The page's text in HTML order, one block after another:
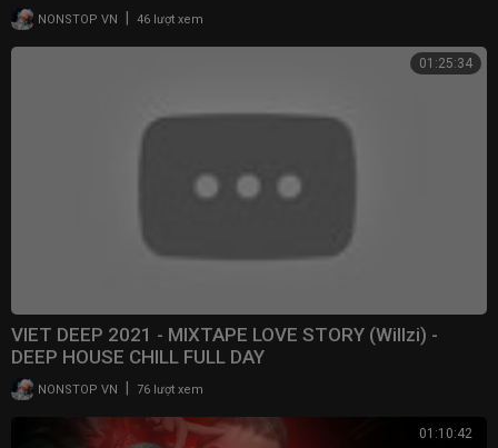
NONSTOP VN 46 lượt xem
01:25:34
VIET DEEP 2021 - MIXTAPE LOVE STORY (Willzi) -
DEEP HOUSE CHILL FULL DAY
NONSTOP VN 76 lượt xem
01:10:42